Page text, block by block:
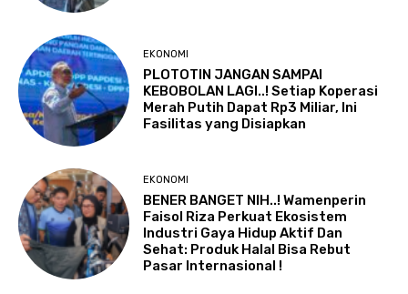
EKONOMI
PLOTOTIN JANGAN SAMPAI
KEBOBOLAN LAGI..! Setiap Koperasi
Merah Putih Dapat Rp3 Miliar, Ini
Fasilitas yang Disiapkan
EKONOMI
BENER BANGET NIH..! Wamenperin
Faisol Riza Perkuat Ekosistem
Industri Gaya Hidup Aktif Dan
Sehat: Produk Halal Bisa Rebut
Pasar Internasional !